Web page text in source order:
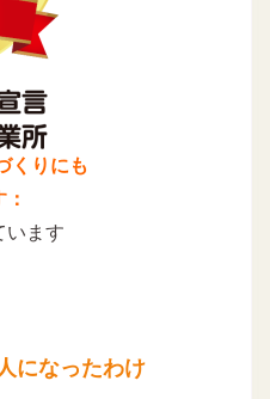
くりにも
います
になったわけ